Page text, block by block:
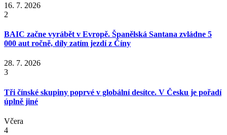
16. 7. 2026
2
BAIC začne vyrábět v Evropě. Španělská Santana zvládne 5
000 aut ročně, díly zatím jezdí z Číny
28. 7. 2026
3
Tři čínské skupiny poprvé v globální desítce. V Česku je pořadí
úplně jiné
Včera
4